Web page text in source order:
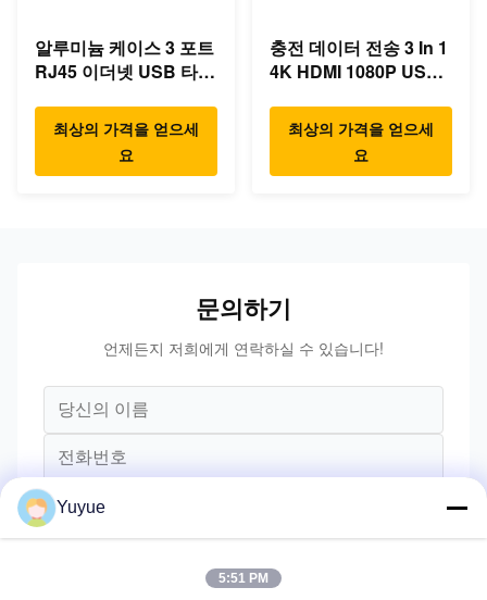
알루미늄 케이스 3 포트
RJ45 이더넷 USB 타입
최상의 가격을 얻으세
요
충전 데이터 전송 3 In 1
4K HDMI 1080P USB
최상의 가격을 얻으세
요
문의하기
언제든지 저희에게 연락하실 수 있습니다!
Yuyue
5:51 PM